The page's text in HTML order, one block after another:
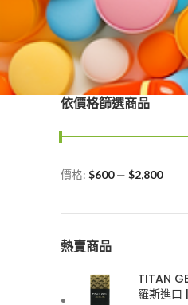
依價格篩選商品
最
價
最
價
價格: $600— $2,800
熱賣商品
TITAN
羅斯進口